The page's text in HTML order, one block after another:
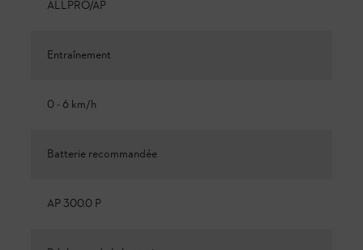
ALLPRO/AP
Entraînement
0 - 6 km/h
Batterie recommandée
AP 300.0 P